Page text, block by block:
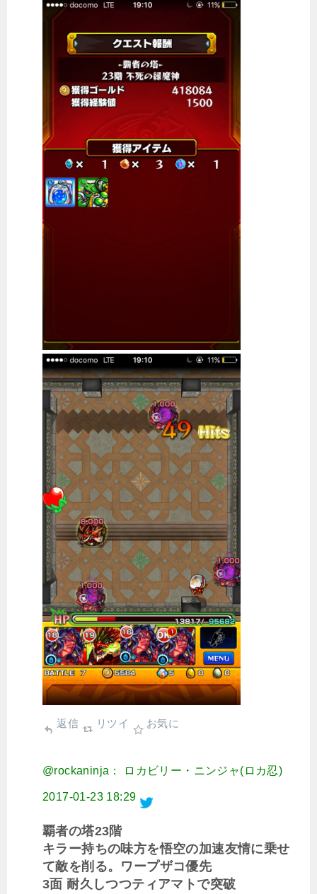
返信 リツイ お気に
@rockaninja： ロカビリー・ニンジャ(ロカ忍)
2017-01-23 18:29
覇者の塔23階
キラー持ちの味方を悟空の加速友情に乗せ
て敵を削る。ワープザコ優先
3面 耐久しつつティアマトで突破